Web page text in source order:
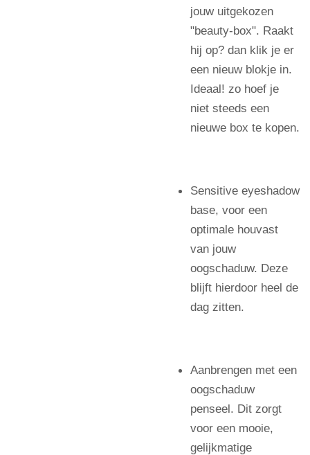
jouw uitgekozen
"beauty-box". Raakt
hij op? dan klik je er
een nieuw blokje in.
Ideaal! zo hoef je
niet steeds een
nieuwe box te kopen.
Sensitive eyeshadow
base, voor een
optimale houvast
van jouw
oogschaduw. Deze
blijft hierdoor heel de
dag zitten.
Aanbrengen met een
oogschaduw
penseel. Dit zorgt
voor een mooie,
gelijkmatige